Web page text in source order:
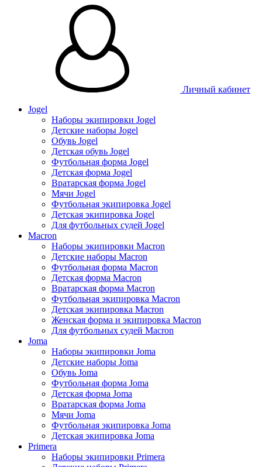
Личный кабинет
Jogel
Наборы экипировки Jogel
Детские наборы Jogel
Обувь Jogel
Детская обувь Jogel
Футбольная форма Jogel
Детская форма Jogel
Вратарская форма Jogel
Мячи Jogel
Футбольная экипировка Jogel
Детская экипировка Jogel
Для футбольных судей Jogel
Macron
Наборы экипировки Macron
Детские наборы Macron
Футбольная форма Macron
Детская форма Macron
Вратарская форма Macron
Футбольная экипировка Macron
Детская экипировка Macron
Женская форма и экипировка Macron
Для футбольных судей Macron
Joma
Наборы экипировки Joma
Детские наборы Joma
Обувь Joma
Футбольная форма Joma
Детская форма Joma
Вратарская форма Joma
Мячи Joma
Футбольная экипировка Joma
Детская экипировка Joma
Primera
Наборы экипировки Primera